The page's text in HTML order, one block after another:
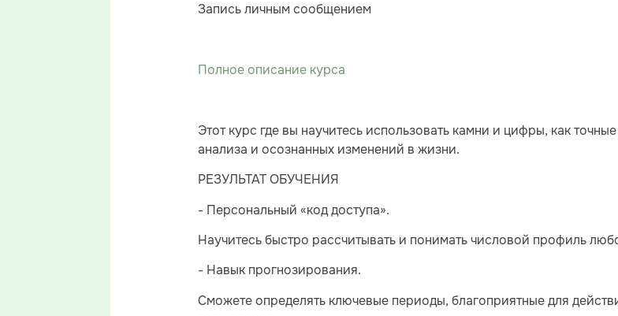
Запись личным сообщением
Полное описание курса
Этот курс где вы научитесь использовать камни и цифры, как
анализа и осознанных изменений в жизни.
РЕЗУЛЬТАТ ОБУЧЕНИЯ
- Персональный «код доступа».
Научитесь быстро рассчитывать и понимать числовой профиль
- Навык прогнозирования.
Сможете определять ключевые периоды, благоприятные для